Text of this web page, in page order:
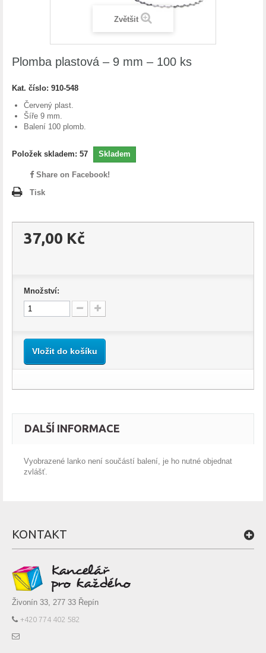
Zvětšit
Plomba plastová – 9 mm – 100 ks
Kat. číslo: 910-548
Červený plast.
Šíře 9 mm.
Balení 100 plomb.
Položek skladem: 57 Skladem
Share on Facebook!
Tisk
37,00 Kč
Množství:
Vložit do košíku
DALŠÍ INFORMACE
Vyobrazené lanko není součástí balení, je ho nutné objednat
zvlášť.
KONTAKT
Živonín 33, 277 33 Řepín
+420 774 402 582